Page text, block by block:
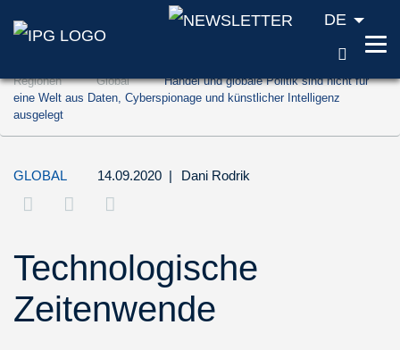
Zum Inhalt springen (Accesskey '1')
Zur Suche springen (Accesskey '2')
Zur Navigation springen (Accesskey '3')
DE
Regionen Global
Handel und globale Politik sind nicht für
eine Welt aus Daten, Cyberspionage und künstlicher Intelligenz
ausgelegt
GLOBAL 14.09.2020 | Dani Rodrik
Technologische
Zeitenwende